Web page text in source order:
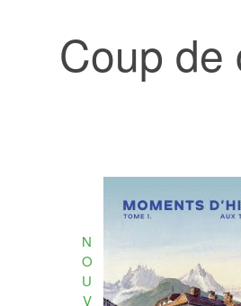
Coup de
N
O
U
V